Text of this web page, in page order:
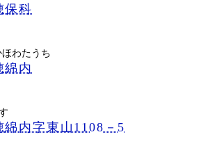
保科
わたうち
綿内
内字東山1108－5